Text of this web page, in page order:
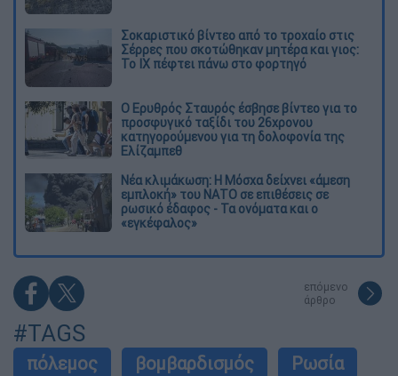
Σοκαριστικό βίντεο από το τροχαίο στις
Σέρρες που σκοτώθηκαν μητέρα και γιος:
Το ΙΧ πέφτει πάνω στο φορτηγό
Ο Ερυθρός Σταυρός έσβησε βίντεο για το
προσφυγικό ταξίδι του 26χρονου
κατηγορούμενου για τη δολοφονία της
Ελίζαμπεθ
Νέα κλιμάκωση: Η Μόσχα δείχνει «άμεση
εμπλοκή» του ΝΑΤΟ σε επιθέσεις σε
ρωσικό έδαφος - Τα ονόματα και ο
«εγκέφαλος»
επόμενο
άρθρο
#TAGS
πόλεμος βομβαρδισμός
Ρωσία